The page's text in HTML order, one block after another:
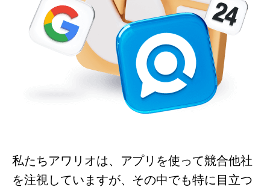
私たちアワリオは、アプリを使って競合他社
を注視していますが、その中でも特に目立つ